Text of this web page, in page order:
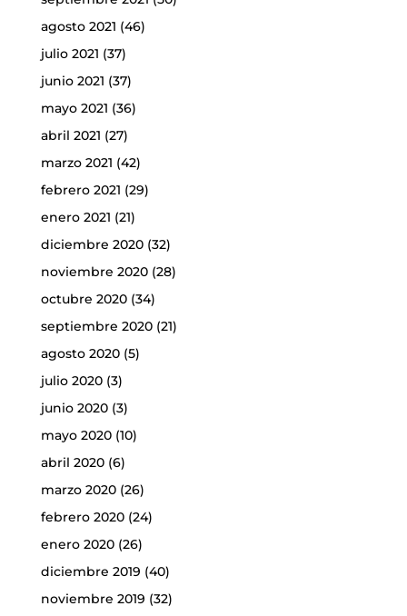
agosto 2021 (46)
julio 2021 (37)
junio 2021 (37)
mayo 2021 (36)
abril 2021 (27)
marzo 2021 (42)
febrero 2021 (29)
enero 2021 (21)
diciembre 2020(32)
noviembre 2020(28)
octubre 2020(34)
septiembre 2020(21)
agosto 2020(5)
julio 2020(3)
junio 2020(3)
mayo 2020(10)
abril 2020(6)
marzo 2020(26)
febrero 2020(24)
enero 2020(26)
diciembre 2019 (40)
noviembre 2019 (32)